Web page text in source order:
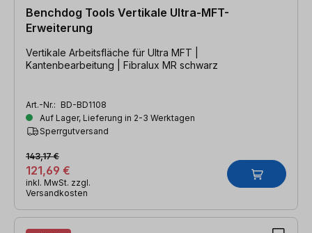
Benchdog Tools Vertikale Ultra-MFT-
Erweiterung
Vertikale Arbeitsfläche für Ultra MFT |
Kantenbearbeitung | Fibralux MR schwarz
Art.-Nr.: BD-BD1108
Auf Lager, Lieferung in 2-3 Werktagen
Sperrgutversand
121,69 €
143,17 €
inkl. MwSt. zzgl.
Versandkosten